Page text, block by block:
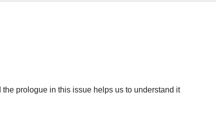
prologue in this issue helps us to understand it